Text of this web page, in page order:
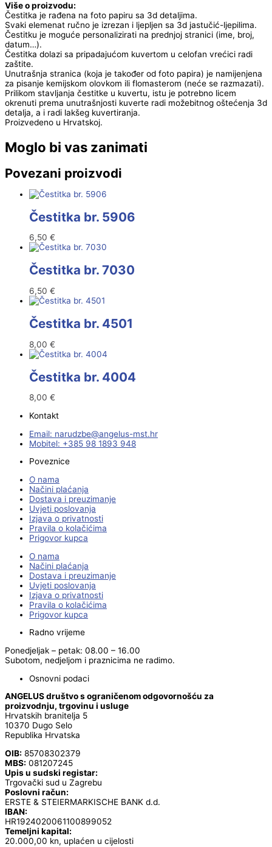
Više o proizvodu:
Čestitka je rađena na foto papiru sa 3d detaljima.
Svaki elemenat ručno je izrezan i ljepljen sa 3d jastučić-ljepilima.
Čestitku je moguće personalizirati na prednjoj stranici (ime, broj,
datum…).
Čestitka dolazi sa pripadajućom kuvertom u celofan vrećici radi
zaštite.
Unutrašnja stranica (koja je također od foto papira) je namijenjena
za pisanje kemijskom olovkom ili flomasterom (neće se razmazati).
Prilikom stavljanja čestitke u kuvertu, istu je potrebno licem
okrenuti prema unutrašnjosti kuverte radi možebitnog oštećenja 3d
detalja, a i radi lakšeg kuvertiranja.
Proizvedeno u Hrvatskoj.
Moglo bi vas zanimati
Povezani proizvodi
Čestitka br. 5906
6,50 €
Čestitka br. 7030
6,50 €
Čestitka br. 4501
8,00 €
Čestitka br. 4004
8,00 €
Kontakt
Email:
rh.tsm-sulegna
@ebzduran
Mobitel: +385 98 1893 948
Poveznice
O nama
Načini plaćanja
Dostava i preuzimanje
Uvjeti poslovanja
Izjava o privatnosti
Pravila o kolačićima
Prigovor kupca
O nama
Načini plaćanja
Dostava i preuzimanje
Uvjeti poslovanja
Izjava o privatnosti
Pravila o kolačićima
Prigovor kupca
Radno vrijeme
Ponedjeljak – petak: 08.00 – 16.00
Subotom, nedjeljom i praznicima ne radimo.
Osnovni podaci
ANGELUS društvo s ograničenom odgovornošću za
proizvodnju, trgovinu i usluge
Hrvatskih branitelja 5
10370 Dugo Selo
Republika Hrvatska
OIB: 85708302379
MBS: 081207245
Upis u sudski registar:
Trgovački sud u Zagrebu
Poslovni račun:
ERSTE & STEIERMARKISCHE BANK d.d.
IBAN:
HR1924020061100899052
Temeljni kapital:
20.000,00 kn, uplaćen u cijelosti